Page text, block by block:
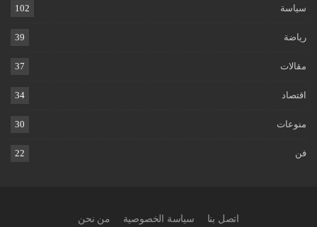
سياسة 102
رياضة 39
مقالات 37
اقتصاد 34
منوعات 30
فن 22
اتصل بنا سياسة الخصوصية من نحن